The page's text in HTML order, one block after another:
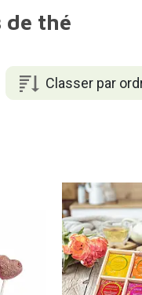
de thé
Classer par